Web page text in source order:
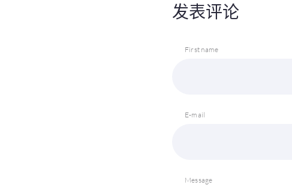
发表评论
First name
E-mail
Message